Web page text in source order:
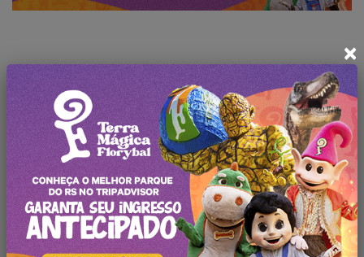
Deixe seu comentário
Façaloginpara comentar a
publicação.
×